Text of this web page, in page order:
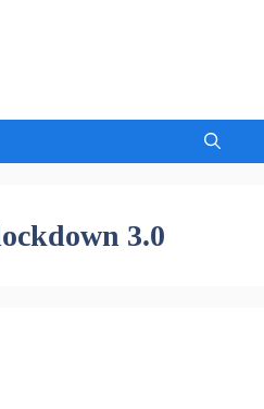
3.0